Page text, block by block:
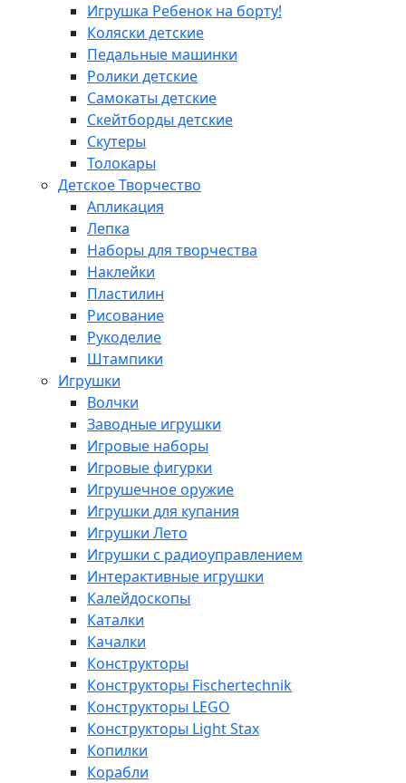
Игрушка Ребенок на борту!
Коляски детские
Педальные машинки
Ролики детские
Самокаты детские
Скейтборды детские
Скутеры
Толокары
Детское Творчество
Апликация
Лепка
Наборы для творчества
Наклейки
Пластилин
Рисование
Рукоделие
Штампики
Игрушки
Волчки
Заводные игрушки
Игровые наборы
Игровые фигурки
Игрушечное оружие
Игрушки для купания
Игрушки Лето
Игрушки с радиоуправлением
Интерактивные игрушки
Калейдоскопы
Каталки
Качалки
Конструкторы
Конструкторы Fisсhertechnik
Конструкторы LEGO
Конструкторы Light Stax
Копилки
Корабли